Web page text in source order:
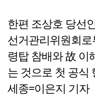
한편 조상호 당선
선거관리위원회
령탑 참배와 故 이
는 것으로 첫 공식
세종=이은지 기자